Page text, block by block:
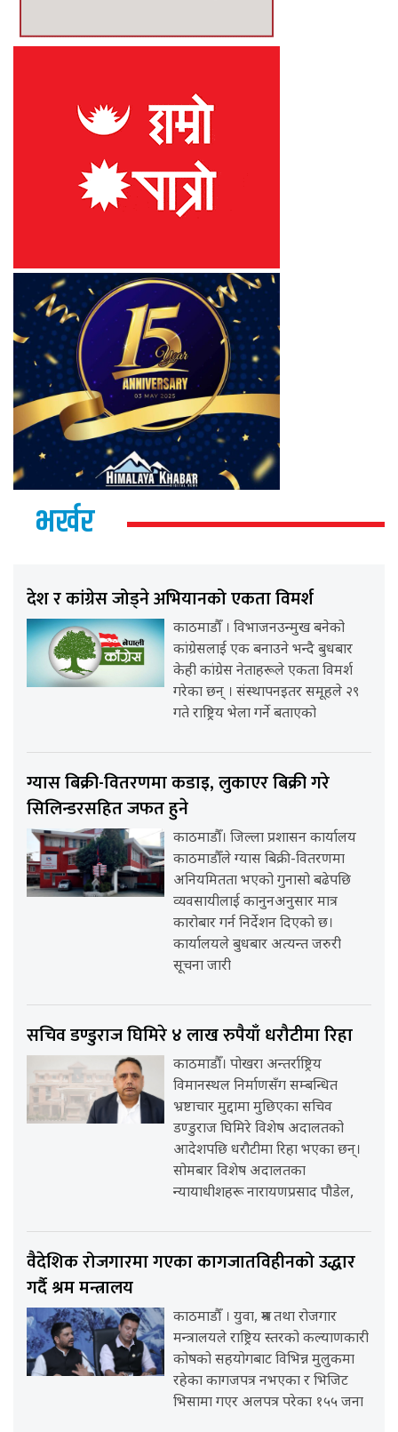
भर्खर
देश र कांग्रेस जोड्ने अभियानको एकता विमर्श
काठमाडौँ । विभाजनउन्मुख बनेको
कांग्रेसलाई एक बनाउने भन्दै बुधबार
केही कांग्रेस नेताहरूले एकता विमर्श
गरेका छन् । संस्थापनइतर समूहले २९
गते राष्ट्रिय भेला गर्ने बताएको
ग्यास बिक्री-वितरणमा कडाइ, लुकाएर बिक्री गरे
सिलिन्डरसहित जफत हुने
काठमाडौँ। जिल्ला प्रशासन कार्यालय
काठमाडौँले ग्यास बिक्री-वितरणमा
अनियमितता भएको गुनासो बढेपछि
व्यवसायीलाई कानुनअनुसार मात्र
कारोबार गर्न निर्देशन दिएको छ।
कार्यालयले बुधबार अत्यन्त जरुरी
सूचना जारी
सचिव डण्डुराज घिमिरे ४ लाख रुपैयाँ धरौटीमा रिहा
काठमाडौँ। पोखरा अन्तर्राष्ट्रिय
विमानस्थल निर्माणसँग सम्बन्धित
भ्रष्टाचार मुद्दामा मुछिएका सचिव
डण्डुराज घिमिरे विशेष अदालतको
आदेशपछि धरौटीमा रिहा भएका छन्।
सोमबार विशेष अदालतका
न्यायाधीशहरू नारायणप्रसाद पौडेल,
वैदेशिक रोजगारमा गएका कागजातविहीनको उद्धार
गर्दै श्रम मन्त्रालय
काठमाडौँ । युवा, श्रम तथा रोजगार
मन्त्रालयले राष्ट्रिय स्तरको कल्याणकारी
कोषको सहयोगबाट विभिन्न मुलुकमा
रहेका कागजपत्र नभएका र भिजिट
भिसामा गएर अलपत्र परेका १५५ जना